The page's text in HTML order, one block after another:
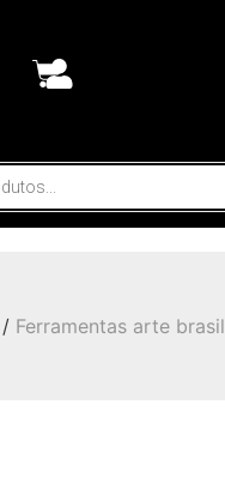
/ Ferramentas arte brasil